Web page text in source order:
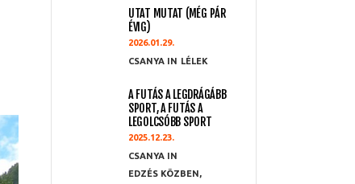
UTAT MUTAT (MÉG PÁR
ÉVIG)
2026.01.29.
CSANYA
LÉLEK
A FUTÁS A LEGDRÁGÁBB
SPORT, A FUTÁS A
LEGOLCSÓBB SPORT
2025.12.23.
CSANYA
EDZÉS KÖZBEN,